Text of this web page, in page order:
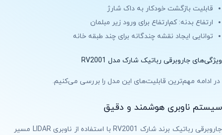
قابلیت بازگشت خودکار به داک شارژ
ارتفاع بدنه: کم‌ارتفاع برای ورود زیر مبلمان
توانایی ایجاد نقشه چندگانه برای چند طبقه خانه
ویژگی‌های جاروبرقی رباتیک شارک مدل RV2001
در ادامه مهم‌ترین قابلیت‌های این مدل را بررسی می‌کنیم.
سیستم ناوبری هوشمند و دقیق
جاروبرقی رباتیک برند شارک RV2001 با استفاده از ناوبری LIDAR مسیر